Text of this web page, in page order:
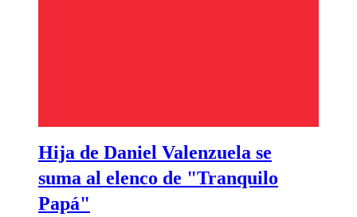
Hija de Daniel Valenzuela se
suma al elenco de "Tranquilo
Papá"